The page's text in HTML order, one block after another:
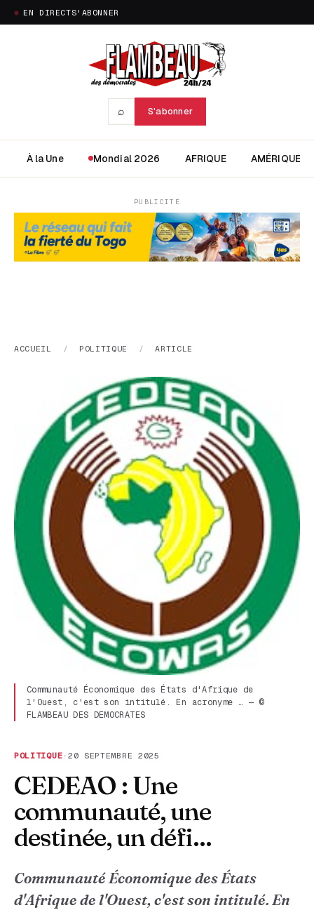
EN DIRECTS'ABONNER
⌕ S'abonner
À la Une Mondial 2026 AFRIQUE AMÉRIQUE
PUBLICITÉ
ACCUEIL / POLITIQUE / ARTICLE
Communauté Économique des États d'Afrique de
l'Ouest, c'est son intitulé. En acronyme … — ©
FLAMBEAU DES DEMOCRATES
POLITIQUE · 20 SEPTEMBRE 2025
CEDEAO : Une
communauté, une
destinée, un défi...
Communauté Économique des États
d'Afrique de l'Ouest, c'est son intitulé. En